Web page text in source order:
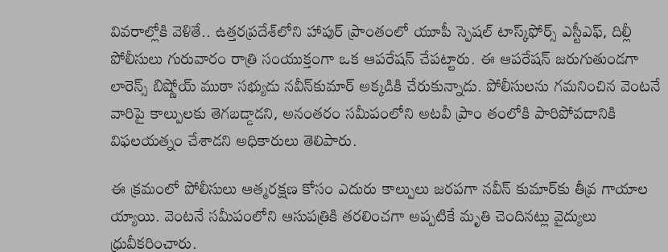
వివరాల్లోకి వెళితే.. ఉత్తరప్రదేశ్‌లోని హాపుర్‌ ప్రాంతంలో యూపీ స్పెషల్ టాస్క్‌ఫోర్స్ ఎస్టీఎఫ్, దిల్లీ
పోలీసులు గురువారం రాత్రి సంయుక్తంగా ఒక ఆపరేషన్ చేపట్టారు. ఈ ఆపరేషన్ జరుగుతుండగా
లారెన్స్ బిష్ణోయ్ ముఠా సభ్యుడు నవీన్‌కుమార్‌ అక్కడికి చేరుకున్నాడు. పోలీసులను గమనించిన వెంటనే
వారిపై కాల్పులకు తెగబడ్డాడని, అనంతరం సమీపంలోని అటవీ ప్రాం తంలోకి పారిపోవడానికి
విఫలయత్నం చేశాడని అధికారులు తెలిపారు.
ఈ క్రమంలో పోలీసులు ఆత్మరక్షణ కోసం ఎదురు కాల్పులు జరపగా నవీన్‌ కుమార్‌కు తీవ్ర గాయాల
య్యాయి. వెంటనే సమీపంలోని ఆసుపత్రికి తరలించగా అప్పటికే మృతి చెందినట్లు వైద్యులు
ధ్రువీకరించారు.